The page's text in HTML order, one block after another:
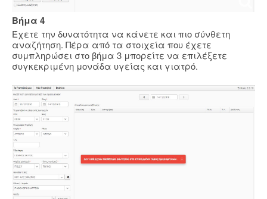
Βήμα 4
Έχετε την δυνατότητα να κάνετε και πιο σύνθετη
αναζήτηση. Πέρα από τα στοιχεία που έχετε
συμπληρώσει στο βήμα 3 μπορείτε να επιλέξετε
συγκεκριμένη μονάδα υγείας και γιατρό.